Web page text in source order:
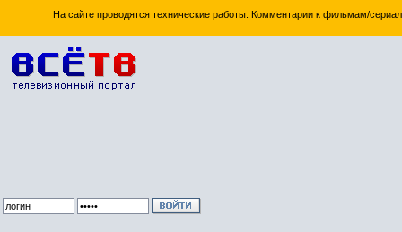
На сайте проводятся технические работы. Комментарии к фильмам/